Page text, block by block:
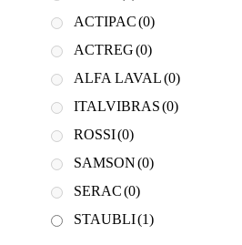
ACTIPAC(0)
ACTREG(0)
ALFA LAVAL(0)
ITALVIBRAS(0)
ROSSI(0)
SAMSON(0)
SERAC(0)
STAUBLI(1)